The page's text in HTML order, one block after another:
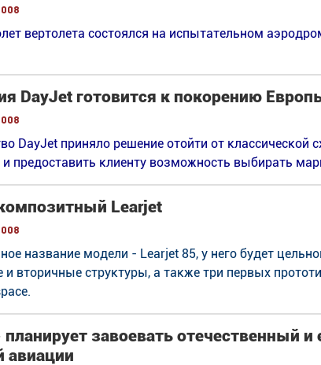
вертолета состоялся на испытательном
DayJet готовится к покорению
DayJet приняло решение отойти от
и предоставить клиенту возможность выбирать
Learjet
название модели - Learjet 85, у него будет
и вторичные структуры, а также три первых
планирует завоевать отечественный
авиации